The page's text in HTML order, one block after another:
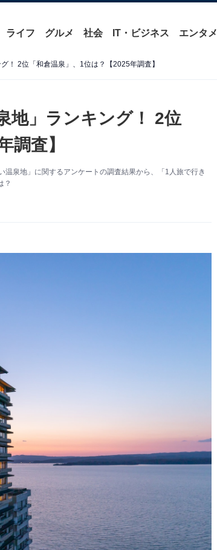
ライフ グルメ 社会 IT・ビジネス エンタメ
！ 2位「和倉温泉」、1位は？【2025年調査】
地」ランキング！ 2位
調査】
泉地」に関するアンケートの調査結果から、「1人旅で行き
？